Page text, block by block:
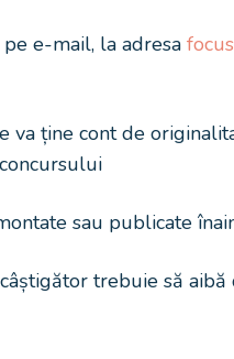
e-mail, la adresa
ține cont de
sau publicate
trebuie să aibă